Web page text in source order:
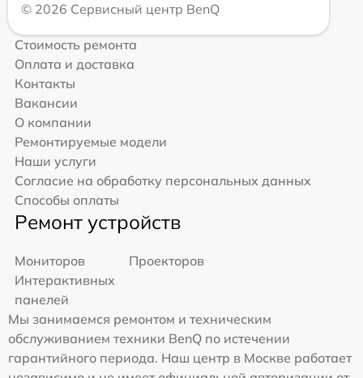
© 2026 Сервисный центр BenQ
Стоимость ремонта
Оплата и доставка
Контакты
Вакансии
О компании
Ремонтируемые модели
Наши услуги
Согласие на обработку персональных данных
Способы оплаты
Ремонт устройств
Мониторов
Проекторов
Интерактивных
панелей
Мы занимаемся ремонтом и техническим
обслуживанием техники BenQ по истечении
гарантийного периода. Наш центр в Москве работает